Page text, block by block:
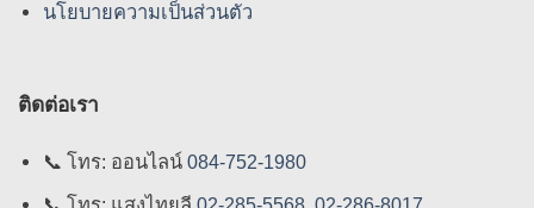
นโยบายความเป็นส่วนตัว
ติดต่อเรา
📞โทร: ออนไลน์084-752-1980